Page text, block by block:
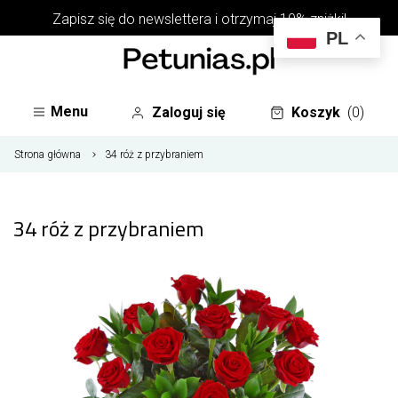
Zapisz się do newsletterai otrzymaj 10% zniżki!
Menu Zaloguj się Koszyk (0)
Strona główna 34 róż z przybraniem
34 róż z przybraniem
PL